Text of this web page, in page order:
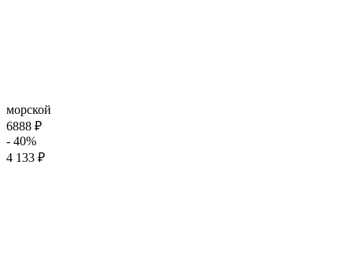
морской
6888 ₽
- 40%
4 133 ₽